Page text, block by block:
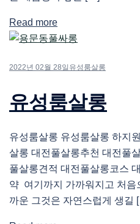
Read more
2022년 02월 28일 유성룸살롱
유성룸살롱
유성룸살롱 유성룸살롱 하지
살롱 대전풀살롱추천 대전풀
풀살롱견적 대전풀살롱코스
약 여기까지 가까워지고 처음
까운 그것은 자연스럽게 생길